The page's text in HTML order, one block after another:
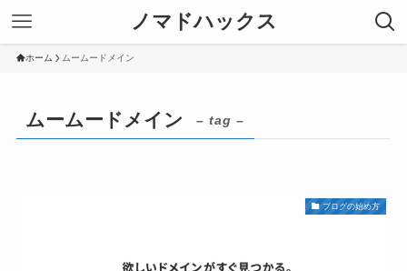
ノマドハックス
ホーム ムームードメイン
ムームードメイン – tag –
ブログの始め方